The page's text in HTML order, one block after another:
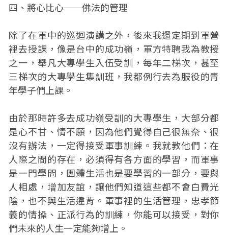
四、將心比心──佛法的管理
除了在軍中的巡迴演講之外，後來我還定期到軍營
裡去授課，像是台中的成功嶺，軍方特聘我為教授
之一，舉凡大專學生入伍受訓，每年二梯次，甚至
三梯次的大專學生集訓班，我都例行去為服役的青
年學子們上課。
由於那時許多去成功嶺受訓的大專學生，大部分都
是心不甘、情不願，因為他們覺得自己很無奈、很
沒有辦法，一定得接受軍事訓練。我就教他們：在
人際之間的存在，必須得有各方面的學習，而軍事
是一門學問，團體生活也是要學習的一部分，要與
人相處，增加友誼，讓他們知道這些都不會白費光
陰，也不與生活違背。軍事裡的生活管理，忠孝節
義的情操、正派行為的訓練，你能可以接受，對你
們未來的人生一定能夠增上。